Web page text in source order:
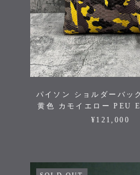
パイソン ショルダーバッ
黄色 カモイエロー PEU
¥121,000